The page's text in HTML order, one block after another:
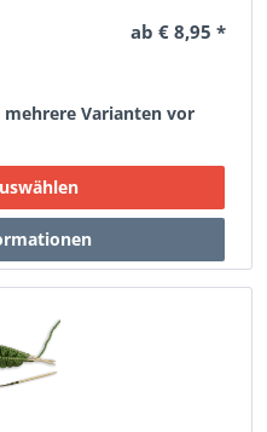
ab € 8,95 *
Varianten vor